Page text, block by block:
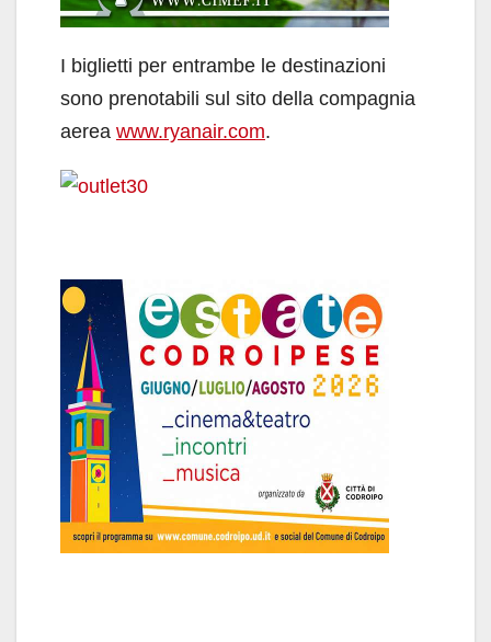
I biglietti per entrambe le destinazioni
sono prenotabili sul sito della compagnia
aerea www.ryanair.com.